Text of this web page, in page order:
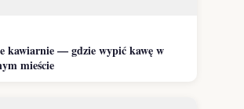
kawiarnie — gdzie wypić kawę w
mieście